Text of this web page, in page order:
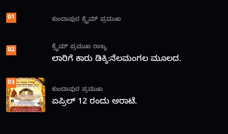
01 ಕುಂದಾಪುರ ಕ್ರೈಮ್ ಪ್ರಮುಖ
02 ಕ್ರೈಮ್ ಪ್ರಮುಖ ರಾಜ್ಯ
ಲಾರಿಗೆ ಕಾರು ಡಿಕ್ಕಿ:ನೆಲಮಂಗಲ ಮೂಲದ.
03
ಕುಂದಾಪುರ ಪ್ರಮುಖ
ಏಪ್ರಿಲ್ 12 ರಂದು ಅರಾಟೆ.